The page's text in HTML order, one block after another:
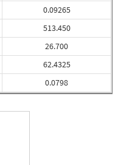
0.09265
513.450
26.700
62.4325
0.0798